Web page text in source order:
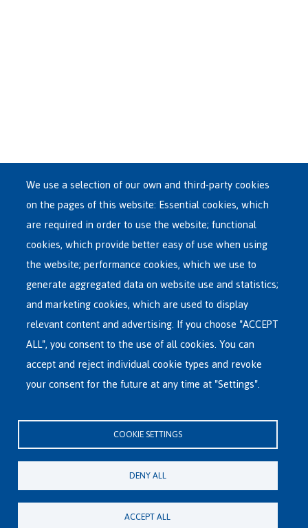
We use a selection of our own and third-party cookies
on the pages of this website: Essential cookies, which
are required in order to use the website; functional
cookies, which provide better easy of use when using
the website; performance cookies, which we use to
generate aggregated data on website use and statistics;
and marketing cookies, which are used to display
relevant content and advertising. If you choose "ACCEPT
ALL", you consent to the use of all cookies. You can
accept and reject individual cookie types and revoke
your consent for the future at any time at "Settings".
COOKIE SETTINGS
DENY ALL
ACCEPT ALL